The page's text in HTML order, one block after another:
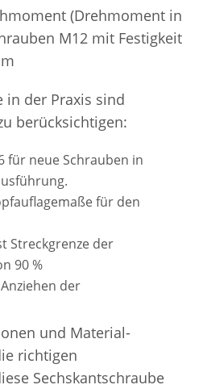
(Drehmoment in
M12 mit Festigkeit
in der Praxis sind
berücksichtigen:
für neue Schrauben in
für den
Streckgrenze der
90 %
der
und Material-
richtigen
Sechskantschraube